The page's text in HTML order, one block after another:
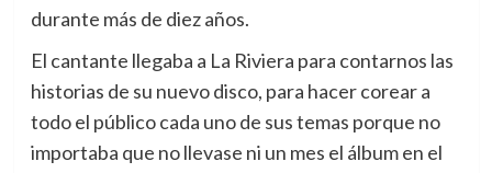
durante más de diez años.
El cantante llegaba a La Riviera para contarnos las
historias de su nuevo disco, para hacer corear a
todo el público cada uno de sus temas porque no
importaba que no llevase ni un mes el álbum en el